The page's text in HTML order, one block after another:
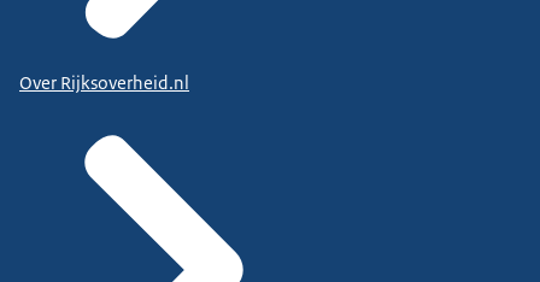
Over Rijksoverheid.nl